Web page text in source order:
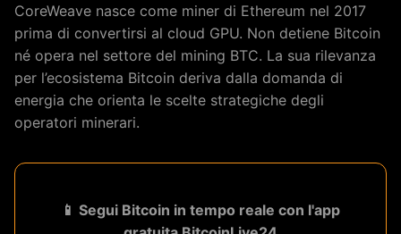
CoreWeave nasce come miner di Ethereum nel 2017
prima di convertirsi al cloud GPU. Non detiene Bitcoin
né opera nel settore del mining BTC. La sua rilevanza
per l’ecosistema Bitcoin deriva dalla domanda di
energia che orienta le scelte strategiche degli
operatori minerari.
📱 Segui Bitcoin in tempo reale con l'app